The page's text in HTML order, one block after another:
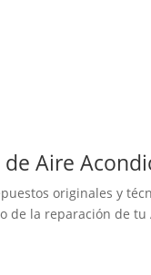
Aire
originales y
de la reparación de